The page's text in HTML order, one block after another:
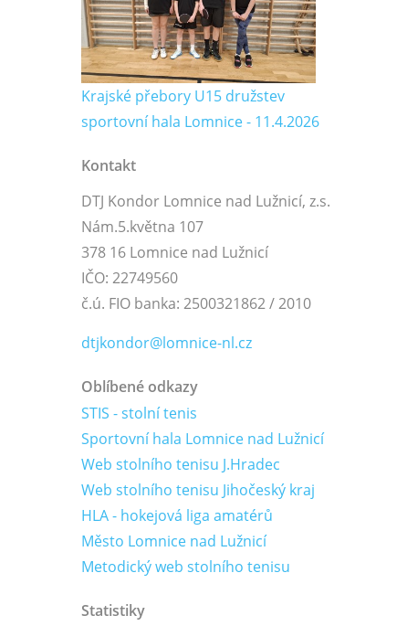
Krajské přebory U15 družstev
sportovní hala Lomnice - 11.4.2026
Kontakt
DTJ Kondor Lomnice nad Lužnicí, z.s.
Nám.5.května 107
378 16 Lomnice nad Lužnicí
IČO: 22749560
č.ú. FIO banka: 2500321862 / 2010
dtjkondor@lomnice-nl.cz
Oblíbené odkazy
STIS - stolní tenis
Sportovní hala Lomnice nad Lužnicí
Web stolního tenisu J.Hradec
Web stolního tenisu Jihočeský kraj
HLA - hokejová liga amatérů
Město Lomnice nad Lužnicí
Metodický web stolního tenisu
Statistiky